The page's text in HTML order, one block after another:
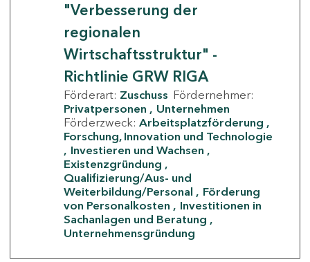
"Verbesserung der
regionalen
Wirtschaftsstruktur" -
Richtlinie GRW RIGA
Förderart: Zuschuss Fördernehmer:
Privatpersonen
Unternehmen
Förderzweck: Arbeitsplatzförderung
Forschung, Innovation und Technologie
Investieren und Wachsen
Existenzgründung
Qualifizierung/Aus- und
Weiterbildung/Personal
Förderung
von Personalkosten
Investitionen in
Sachanlagen und Beratung
Unternehmensgründung